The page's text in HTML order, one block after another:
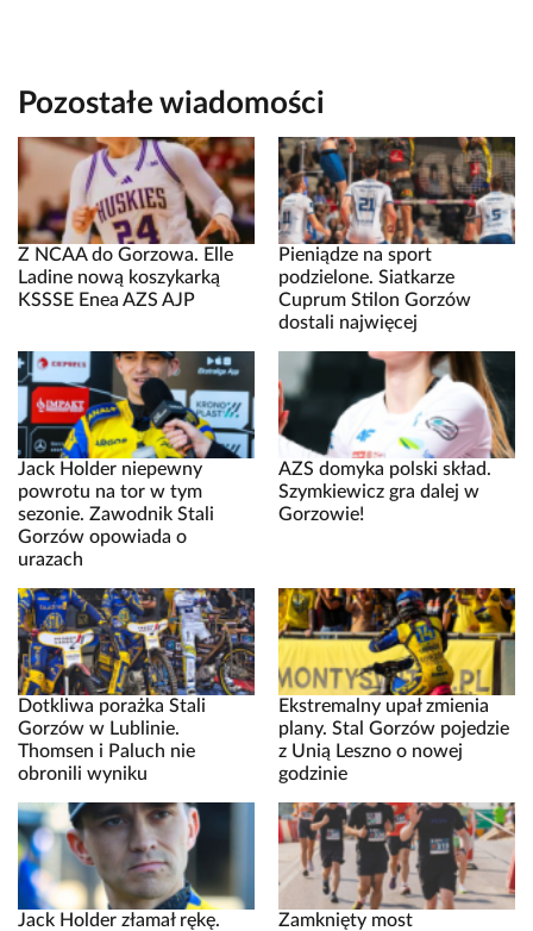
Pozostałe wiadomości
Z NCAA do Gorzowa. Elle
Ladine nową koszykarką
KSSSE Enea AZS AJP
Pieniądze na sport
podzielone. Siatkarze
Cuprum Stilon Gorzów
dostali najwięcej
Jack Holder niepewny
powrotu na tor w tym
sezonie. Zawodnik Stali
Gorzów opowiada o
urazach
AZS domyka polski skład.
Szymkiewicz gra dalej w
Gorzowie!
Dotkliwa porażka Stali
Gorzów w Lublinie.
Thomsen i Paluch nie
obronili wyniku
Ekstremalny upał zmienia
plany. Stal Gorzów pojedzie
z Unią Leszno o nowej
godzinie
Jack Holder złamał rękę.
Zamknięty most